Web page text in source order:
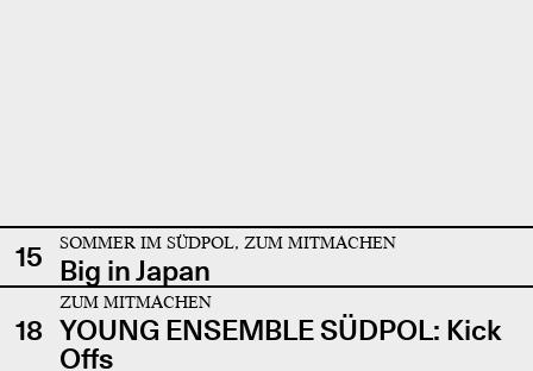
15 SOMMER IM SÜDPOL, ZUM MITMACHEN
Big in Japan
18
ZUM MITMACHEN
YOUNG ENSEMBLE SÜDPOL: Kick
Offs